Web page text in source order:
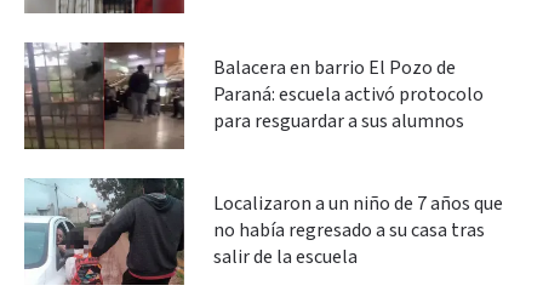
Balacera en barrio El Pozo de
Paraná: escuela activó protocolo
para resguardar a sus alumnos
Localizaron a un niño de 7 años que
no había regresado a su casa tras
salir de la escuela